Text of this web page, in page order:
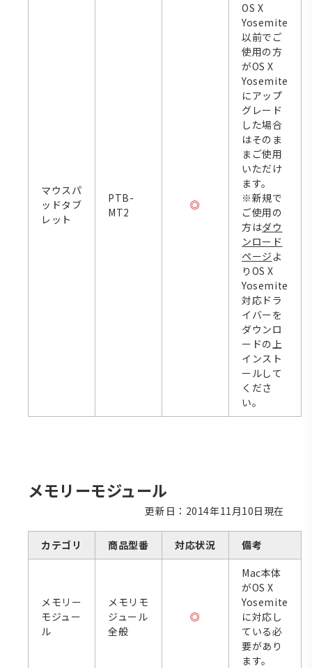
マウスパ
ッドタブ
レット
PTB-
MT2
◎
OS X
Yosemite
以前でご
使用の方
がOS X
Yosemite
にアップ
グレード
した場合
はそのま
まご使用
いただけ
ます。
※新規で
ご使用の
方はダウ
ンロード
ページ よ
りOS X
Yosemite
対応ドラ
イバーを
ダウンロ
ードの上
インスト
ールして
くださ
い。
メモリーモジュール
更新日：2014年11月10日現在
カテゴリ 商品型番 対応状況 備考
メモリー
モジュー
ル
メモリモ
ジュール
全般
◎
Mac本体
がOS X
Yosemite
に対応し
ている必
要があり
ます。